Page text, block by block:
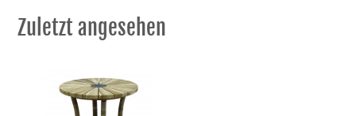
Zuletzt angesehen